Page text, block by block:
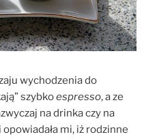
wychodzenia do
szybkoespresso, a ze
na drinka czy na
mi, iż rodzinne